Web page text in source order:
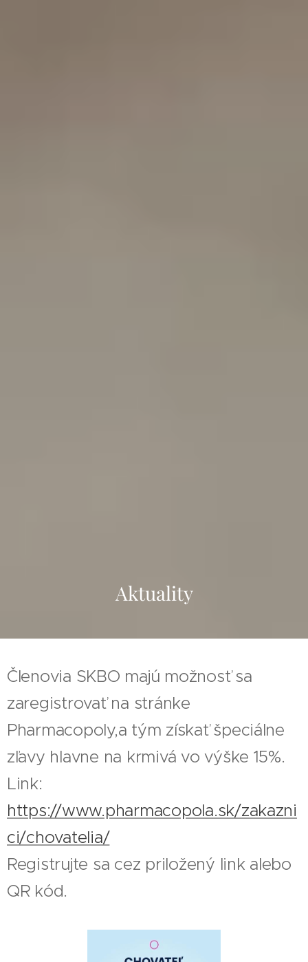
Aktuality
Členovia SKBO majú možnosť sa
zaregistrovať na stránke
Pharmacopoly,a tým získať špeciálne
zľavy hlavne na krmivá vo výške 15%.
Link:
https://www.pharmacopola.sk/zakazni
ci/chovatelia/
Registrujte sa cez priložený link alebo
QR kód.